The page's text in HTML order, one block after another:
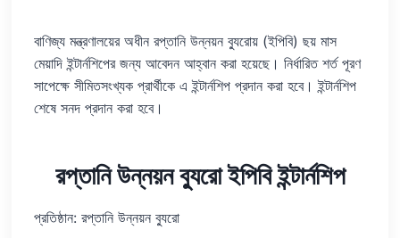
বাণিজ্য মন্ত্রণালয়ের অধীন রপ্তানি উন্নয়ন ব্যুরোয় (ইপিবি) ছয় মাস
মেয়াদি ইন্টার্নশিপের জন্য আবেদন আহ্বান করা হয়েছে। নির্ধারিত শর্ত পূরণ
সাপেক্ষে সীমিতসংখ্যক প্রার্থীকে এ ইন্টার্নশিপ প্রদান করা হবে। ইন্টার্নশিপ
শেষে সনদ প্রদান করা হবে।
রপ্তানি উন্নয়ন ব্যুরো ইপিবি ইন্টার্নশিপ
প্রতিষ্ঠান: রপ্তানি উন্নয়ন ব্যুরো